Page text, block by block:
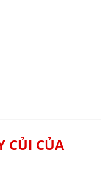
CỦI CỦA